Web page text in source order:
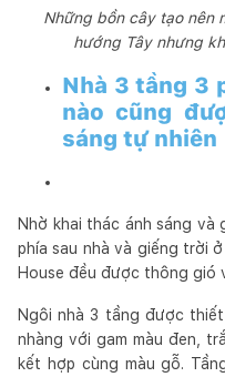
Những bồn cây tạo nên
hướng Tây nhưng
Nhà 3 tầng 3
nào cũng
sáng tự nhiên
Nhờ khai thác ánh sáng
phía sau nhà và giếng trời
House đều được thông gió
Ngôi nhà 3 tầng được
nhàng với gam màu đen,
kết hợp cùng màu gỗ.